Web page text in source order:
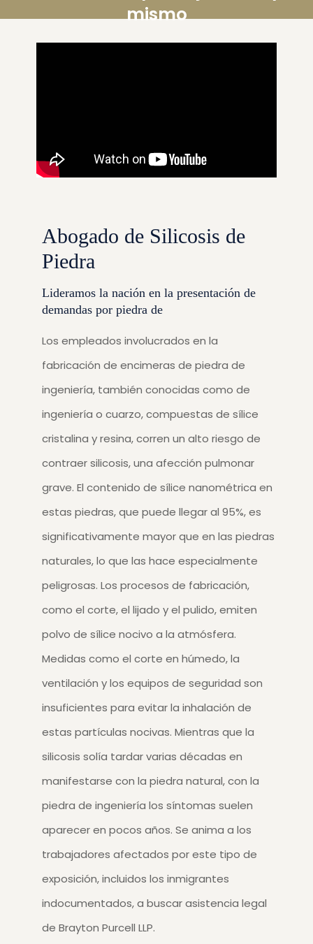
mismo
Abogado de Silicosis de
Piedra
Lideramos la nación en la presentación de
demandas por piedra de
Los empleados involucrados en la
fabricación de encimeras de piedra de
ingeniería, también conocidas como de
ingeniería o cuarzo, compuestas de sílice
cristalina y resina, corren un alto riesgo de
contraer silicosis, una afección pulmonar
grave. El contenido de sílice nanométrica en
estas piedras, que puede llegar al 95%, es
significativamente mayor que en las piedras
naturales, lo que las hace especialmente
peligrosas. Los procesos de fabricación,
como el corte, el lijado y el pulido, emiten
polvo de sílice nocivo a la atmósfera.
Medidas como el corte en húmedo, la
ventilación y los equipos de seguridad son
insuficientes para evitar la inhalación de
estas partículas nocivas. Mientras que la
silicosis solía tardar varias décadas en
manifestarse con la piedra natural, con la
piedra de ingeniería los síntomas suelen
aparecer en pocos años. Se anima a los
trabajadores afectados por este tipo de
exposición, incluidos los inmigrantes
indocumentados, a buscar asistencia legal
de Brayton Purcell LLP.